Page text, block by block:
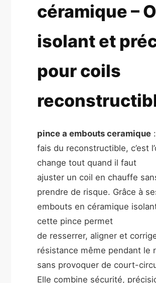
céramique –
isolant et
pour coils
pince a embouts ceramique
fais du reconstructible, c’est
change tout quand il faut
ajuster un coil en chauffe
prendre de risque. Grâce à
embouts en céramique
cette pince permet
de resserrer, aligner et
résistance même pendant le
sans provoquer de court-
Elle combine sécurité,